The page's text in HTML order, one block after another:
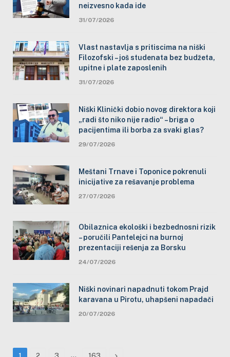
neizvesno kada ide
31/07/2026
Vlast nastavlja s pritiscima na niški
Filozofski – još studenata bez budžeta,
upitne i plate zaposlenih
31/07/2026
Niški Klinički dobio novog direktora koji
„radi što niko nije radio“ – briga o
pacijentima ili borba za svaki glas?
29/07/2026
Meštani Trnave i Toponice pokrenuli
inicijative za rešavanje problema
27/07/2026
Obilaznica ekološki i bezbednosni rizik
– poručili Pantelejci na burnoj
prezentaciji rešenja za Borsku
24/07/2026
Niški novinari napadnuti tokom Prajd
karavana u Pirotu, uhapšeni napadači
20/07/2026
… Next